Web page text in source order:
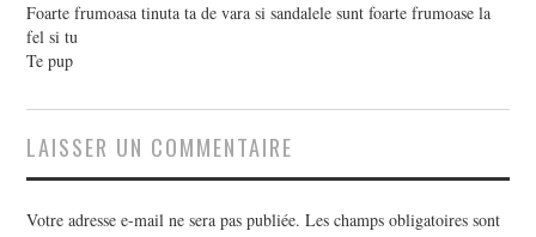
Foarte frumoasa tinuta ta de vara si sandalele sunt foarte frumoase la
fel si tu
Te pup
LAISSER UN COMMENTAIRE
Votre adresse e-mail ne sera pas publiée. Les champs obligatoires sont